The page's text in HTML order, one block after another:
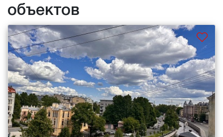
объектов